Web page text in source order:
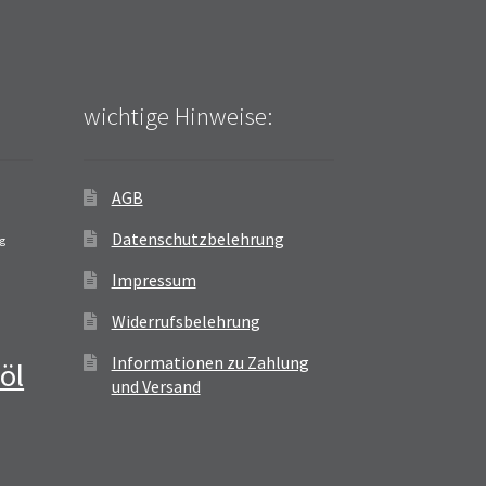
wichtige Hinweise:
AGB
Datenschutzbelehrung
Impressum
Widerrufsbelehrung
Informationen zu Zahlung
und Versand